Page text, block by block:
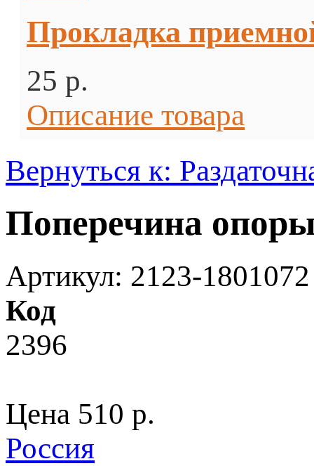
Прокладка
25 p.
Описание товара
Вернуться к:
Поперечина
Артикул: 2123-1801072
Код
2396
Цена 510 p.
Россия